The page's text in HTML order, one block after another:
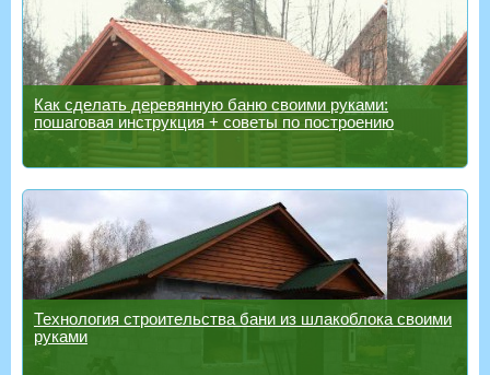
Как сделать деревянную баню своими руками:
пошаговая инструкция + советы по построению
Технология строительства бани из шлакоблока своими
руками